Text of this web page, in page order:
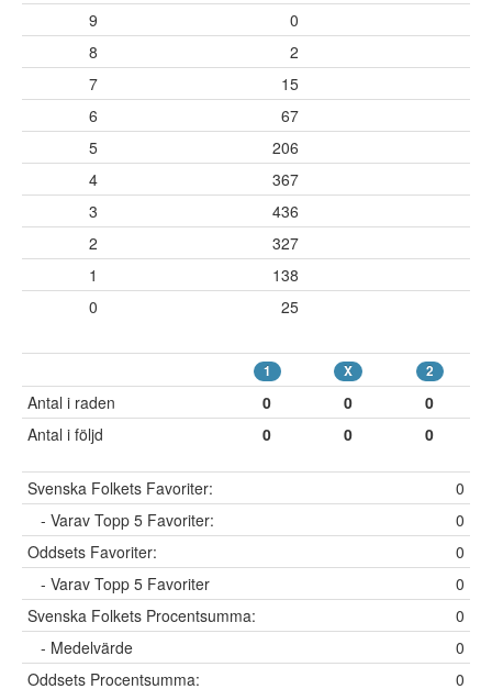
9
0
8
2
7
15
6
67
5
206
4
367
3
436
2
327
1
138
0
25
1 X 2
Antal i raden 0 0
0
Antal i följd
0 0 0
Svenska Folkets Favoriter:
0
- Varav Topp 5 Favoriter:
0
Oddsets Favoriter:
0
- Varav Topp 5 Favoriter
0
Svenska Folkets Procentsumma:
0
- Medelvärde
0
Oddsets Procentsumma:
0